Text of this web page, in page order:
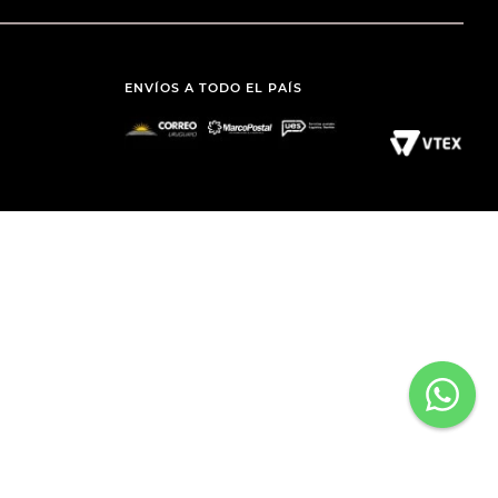
ENVÍOS A TODO EL PAÍS